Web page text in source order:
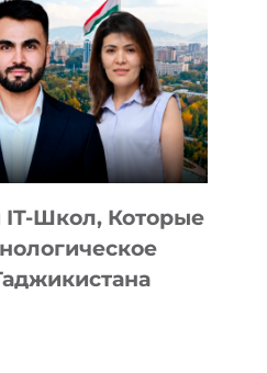
IT-Школ, Которые